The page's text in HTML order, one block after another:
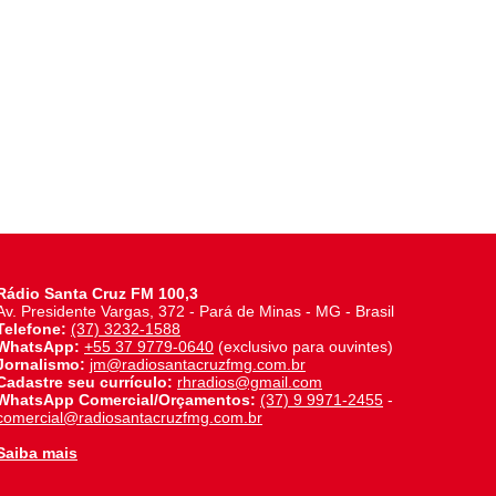
Santa Cruz FM 100,3
Presidente Vargas, 372 - Pará de Minas - MG - Brasil
(37) 3232-1588
+55 37 9779-0640 (exclusivo para ouvintes)
jm@radiosantacruzfmg.com.br
seu currículo: rhradios@gmail.com
Comercial/Orçamentos: (37) 9 9971-2455 -
mais